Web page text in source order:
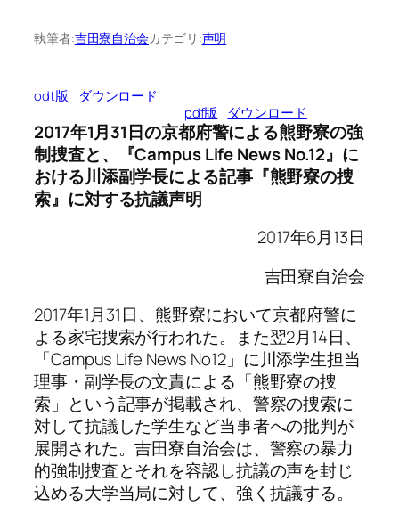
執筆者:吉田寮自治会カテゴリ:声明
odt版
ダウンロード
pdf版
ダウンロード
2017年1月31日の京都府警による熊野寮の強
制捜査と、『Campus Life News No.12』に
おける川添副学長による記事『熊野寮の捜
索』に対する抗議声明
2017年6月13日
吉田寮自治会
2017年1月31日、熊野寮において京都府警に
よる家宅捜索が行われた。また翌2月14日、
「Campus Life News No12」に川添学生担当
理事・副学長の文責による「熊野寮の捜
索」という記事が掲載され、警察の捜索に
対して抗議した学生など当事者への批判が
展開された。吉田寮自治会は、警察の暴力
的強制捜査とそれを容認し抗議の声を封じ
込める大学当局に対して、強く抗議する。